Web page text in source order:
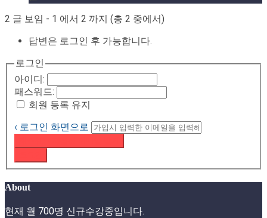
2 글 보임 - 1 에서 2 까지 (총 2 중에서)
답변은 로그인 후 가능합니다.
로그인
아이디:
패스워드:
회원 등록 유지
‹ 로그인 화면으로
About
현재 월 700명 신규수강중입니다.